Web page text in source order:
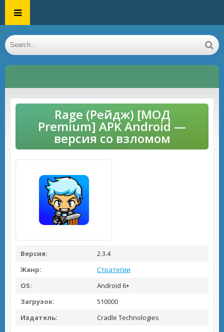
Rage (Рейдж) [МОД
Premium] APK Android —
версия со взломом
Версия:
2.3.4
Жанр:
Стратегии
OS:
Android 6+
Загрузок:
510000
Издатель:
Cradle Technologies